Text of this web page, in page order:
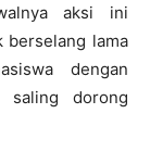
aksi ini
berselang lama
dengan
saling dorong